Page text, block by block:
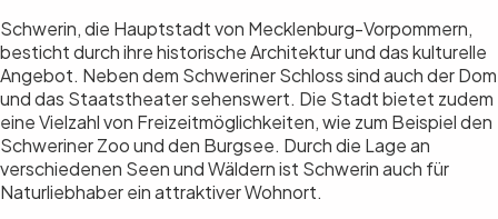
Schwerin, die Hauptstadt von Mecklenburg-Vorpommern,
besticht durch ihre historische Architektur und das kulturelle
Angebot. Neben dem Schweriner Schloss sind auch der Dom
und das Staatstheater sehenswert. Die Stadt bietet zudem
eine Vielzahl von Freizeitmöglichkeiten, wie zum Beispiel den
Schweriner Zoo und den Burgsee. Durch die Lage an
verschiedenen Seen und Wäldern ist Schwerin auch für
Naturliebhaber ein attraktiver Wohnort.